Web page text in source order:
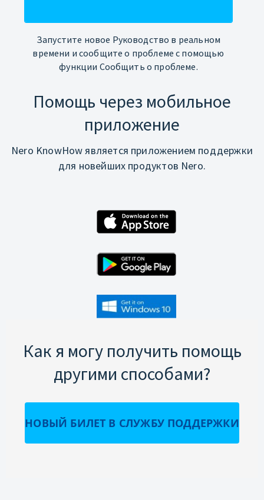
Запустите новое Руководство в реальном
времени и сообщите о проблеме с помощью
функции Сообщить о проблеме.
Помощь через мобильное
приложение
Nero KnowHow является приложением поддержки
для новейших продуктов Nero.
Как я могу получить помощь
другими способами?
НОВЫЙ БИЛЕТ В СЛУЖБУ ПОДДЕРЖКИ